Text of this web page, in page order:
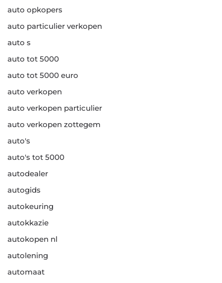
auto opkopers
auto particulier verkopen
auto s
auto tot 5000
auto tot 5000 euro
auto verkopen
auto verkopen particulier
auto verkopen zottegem
auto's
auto's tot 5000
autodealer
autogids
autokeuring
autokkazie
autokopen nl
autolening
automaat